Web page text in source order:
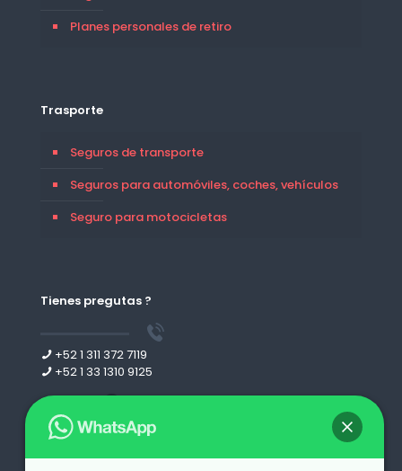
Planes personales de retiro
Trasporte
Seguros de transporte
Seguros para automóviles, coches, vehículos
Seguro para motocicletas
Tienes pregutas ?
+52 1 311 372 7119
+52 1 33 1310 9125
Leer más